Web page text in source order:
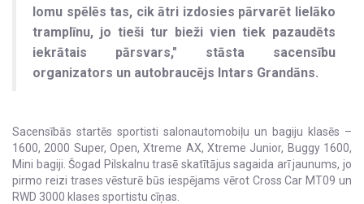
lomu spēlēs tas, cik ātri izdosies pārvarēt lielāko
tramplīnu, jo tieši tur bieži vien tiek pazaudēts
iekrātais pārsvars," stāsta sacensību
organizators un autobraucējs Intars Grandāns.
Sacensībās startēs sportisti salonautomobiļu un bagiju klasēs –
1600, 2000 Super, Open, Xtreme AX, Xtreme Junior, Buggy 1600,
Mini bagiji. Šogad Pilskalnu trasē skatītājus sagaida arī jaunums, jo
pirmo reizi trases vēsturē būs iespējams vērot Cross Car MT09 un
RWD 3000 klases sportistu cīņas.